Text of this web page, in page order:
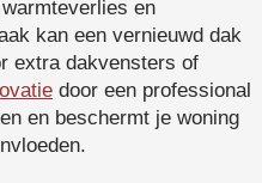
en
kan een vernieuwd dak
extra dakvensters of
door een professional
en beschermt je woning